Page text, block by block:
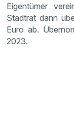
Eigentümer
Stadtrat dann
Euro ab.
2023.